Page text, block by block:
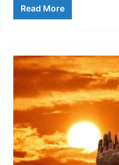
Read More